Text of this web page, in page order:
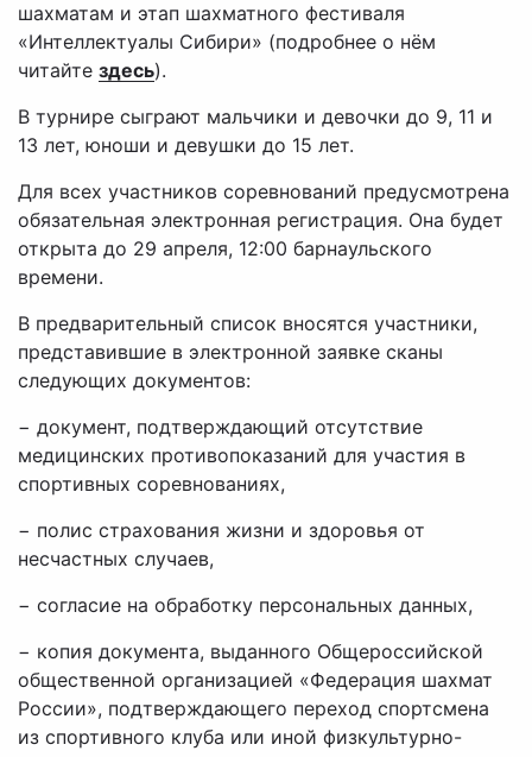
шахматам и этап шахматного фестиваля
«Интеллектуалы Сибири» (подробнее о нём
читайте здесь).
В турнире сыграют мальчики и девочки до 9, 11 и
13 лет, юноши и девушки до 15 лет.
Для всех участников соревнований предусмотрена
обязательная электронная регистрация. Она будет
открыта до 29 апреля, 12:00 барнаульского
времени.
В предварительный список вносятся участники,
представившие в электронной заявке сканы
следующих документов:
− документ, подтверждающий отсутствие
медицинских противопоказаний для участия в
спортивных соревнованиях,
− полис страхования жизни и здоровья от
несчастных случаев,
− согласие на обработку персональных данных,
− копия документа, выданного Общероссийской
общественной организацией «Федерация шахмат
России», подтверждающего переход спортсмена
из спортивного клуба или иной физкультурно-